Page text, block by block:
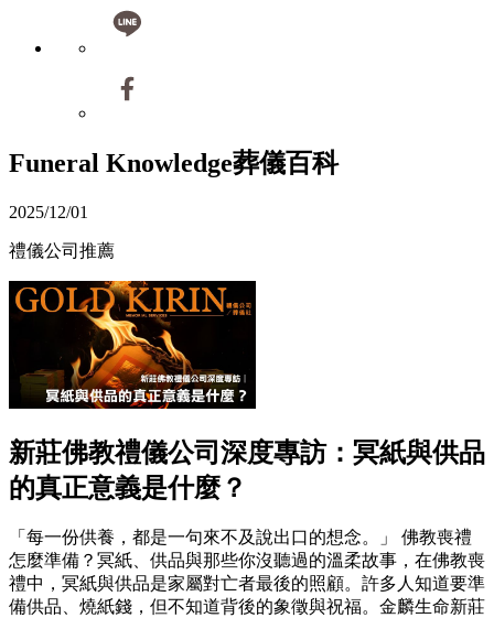
Funeral Knowledge葬儀百科
2025/12/01
禮儀公司推薦
新莊佛教禮儀公司深度專訪：冥紙與供品
的真正意義是什麼？
「每一份供養，都是一句來不及說出口的想念。」 佛教喪禮
怎麼準備？冥紙、供品與那些你沒聽過的溫柔故事，在佛教喪
禮中，冥紙與供品是家屬對亡者最後的照顧。許多人知道要準
備供品、燒紙錢，但不知道背後的象徵與祝福。金麟生命新莊